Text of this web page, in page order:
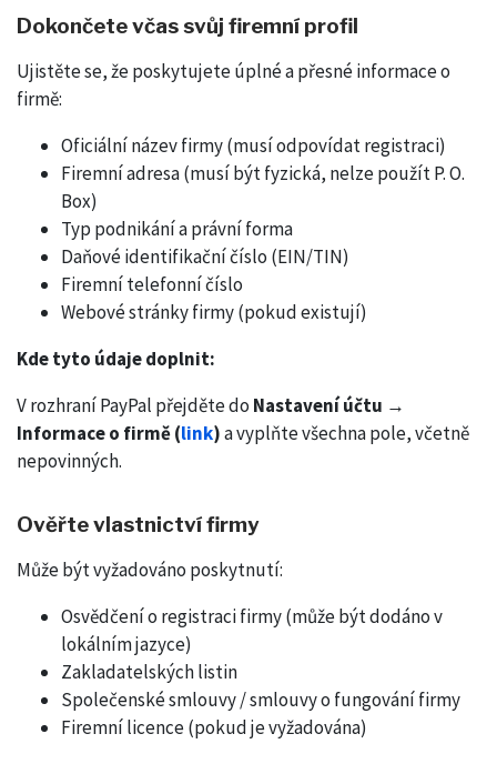
Dokončete včas svůj firemní profil
Ujistěte se, že poskytujete úplné a přesné informace o
firmě:
Oficiální název firmy (musí odpovídat registraci)
Firemní adresa (musí být fyzická, nelze použít P. O.
Box)
Typ podnikání a právní forma
Daňové identifikační číslo (EIN/TIN)
Firemní telefonní číslo
Webové stránky firmy (pokud existují)
Kde tyto údaje doplnit:
V rozhraní PayPal přejděte do Nastavení účtu →
Informace o firmě (link)a vyplňte všechna pole, včetně
nepovinných.
Ověřte vlastnictví firmy
Může být vyžadováno poskytnutí:
Osvědčení o registraci firmy (může být dodáno v
lokálním jazyce)
Zakladatelských listin
Společenské smlouvy / smlouvy o fungování firmy
Firemní licence (pokud je vyžadována)